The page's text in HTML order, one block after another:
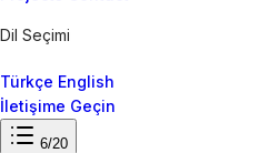
Dil Seçimi
Türkçe English
İletişime Geçin
6/20